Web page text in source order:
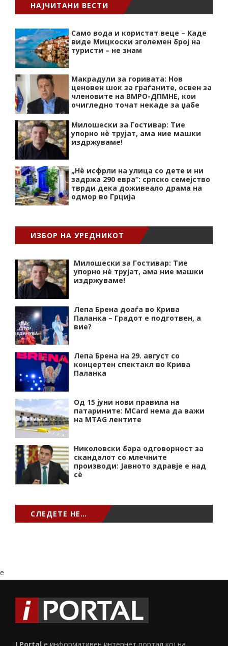
НАЈЧИТАНИ ВЕСТИ
Само вода и користат веце – Каде
виде Мицкоски зголемен број на
туристи – не знам
Макрадули за горивата: Нов
ценовен шок за граѓаните, освен за
членовите на ВМРО-ДПМНЕ, кои
очигледно точат некаде за џабе
Милошески за Гостивар: Тие
упорно нѐ трујат, ама ние машки
издржуваме!
„Нѐ исфрли на улица со дете и ни
задржа 290 евра“: српско семејство
тврди дека доживеало драма на
одмор во Грција
ИЗБОР НА УРЕДНИКОТ
Милошески за Гостивар: Тие
упорно нѐ трујат, ама ние машки
издржуваме!
Лепа Брена доаѓа во Крива
Паланка – Градот е подготвен, а
вие?
Лепа Брена на 29. август со
концертен спектакл во Крива
Паланка
Од 15 јуни нови правила на
патарините: MCard нема да важи
на MTAG лентите
Николовски бара одговорност за
скандалот со млечните
производи: Јавното здравје е над
сѐ
СЛЕДЕТЕ НЕ…
e